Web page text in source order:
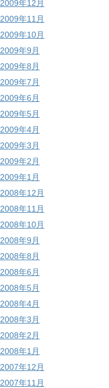
2009年12月
2009年11月
2009年10月
2009年9月
2009年8月
2009年7月
2009年6月
2009年5月
2009年4月
2009年3月
2009年2月
2009年1月
2008年12月
2008年11月
2008年10月
2008年9月
2008年8月
2008年6月
2008年5月
2008年4月
2008年3月
2008年2月
2008年1月
2007年12月
2007年11月